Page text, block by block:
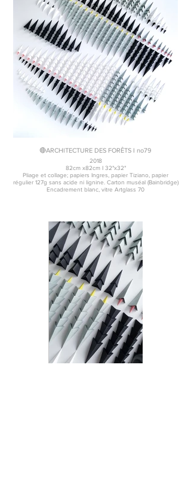
🔴ARCHITECTURE DES FORÊTS I no79
2018
82cm x82cm I 32"x32"
Pliage et collage; papiers Ingres, papier Tiziano, papier
régulier 127g sans acide ni lignine. Carton muséal (Bainbridge)
Encadrement blanc, vitre Artglass 70